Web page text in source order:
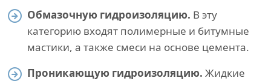
Обмазочную гидроизоляцию. В эту
категорию входят полимерные и битумные
мастики, а также смеси на основе цемента.
Проникающую гидроизоляцию. Жидкие